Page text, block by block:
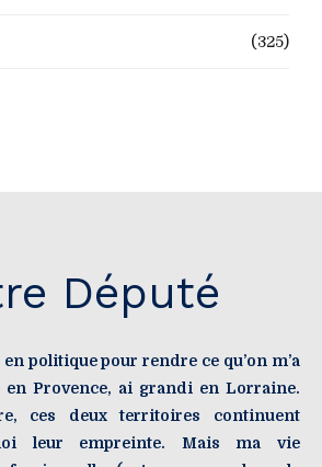
(325)
Député
politique pour rendre ce qu’on m’a
en Provence, ai grandi en Lorraine.
ces deux territoires continuent
leur empreinte. Mais ma vie